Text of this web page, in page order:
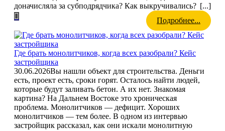
доначисляла за субподрядчика? Как выкручивались? [...]
Подробнее...
Где брать монолитчиков, когда всех разобрали? Кейс
застройщика
30.06.2026Вы нашли объект для строительства. Деньги
есть, проект есть, сроки горят. Осталось найти людей,
которые будут заливать бетон. А их нет. Знакомая
картина? На Дальнем Востоке это хроническая
проблема. Монолитчиков — дефицит. Хороших
монолитчиков — тем более. В одном из интервью
застройщик рассказал, как они искали монолитную